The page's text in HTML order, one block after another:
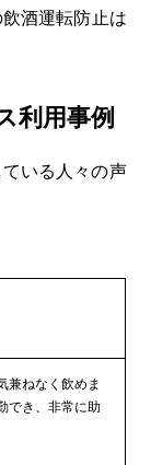
酒運転防止は
利用事例
いる人々の声
兼ねなく飲めま
でき、非常に助